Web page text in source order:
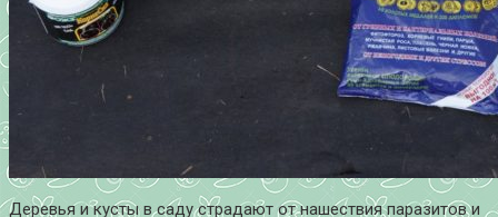
Деревья и кусты в саду страдают от нашествия паразитов и